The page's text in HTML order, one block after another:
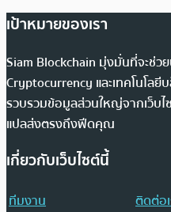
เป้าหมายของเรา
Siam Blockchain มุ่งมั่นที่จะช่ว
Cryptocurrency และเทคโนโลยี
รวบรวมข้อมูลส่วนใหญ่จากเว็บไ
แปลส่งตรงถึงฟีดคุณ
เกี่ยวกับเว็บไซต์นี้
ทีมงาน
ติดต่อ